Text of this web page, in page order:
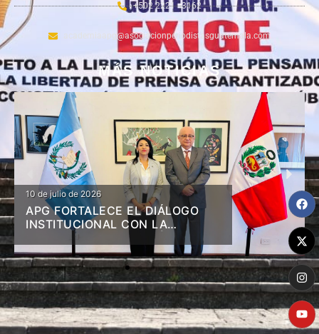
+502 2221 - 3162
academiaapg@asociacionperiodistasguatemala.com
MÁS NOTICIAS
10 de julio de 2026
APG FORTALECE EL DIÁLOGO
INSTITUCIONAL CON LA
EMBAJADA DE LA REPÚBLICA
DEL PERÚ EN GUATEMALA